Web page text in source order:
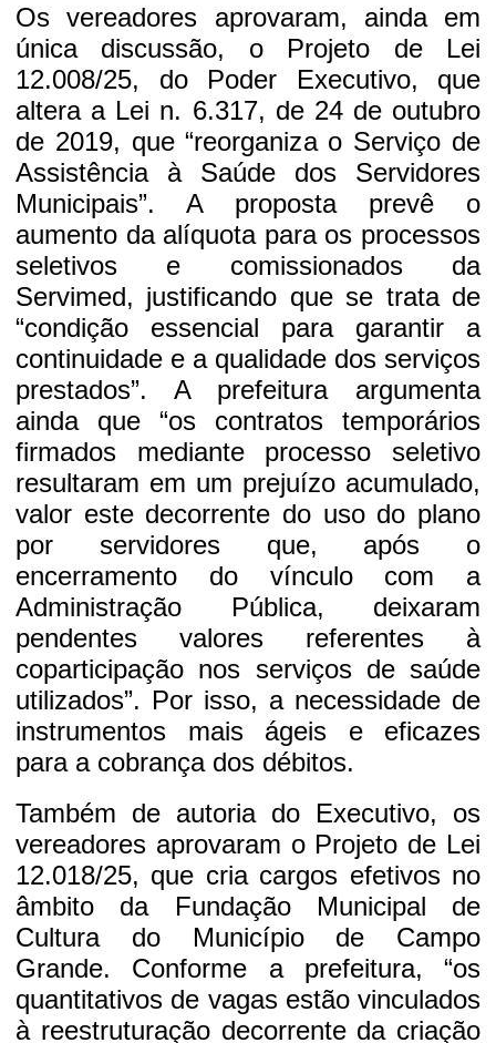
Os vereadores aprovaram, ainda em
única discussão, o Projeto de Lei
12.008/25, do Poder Executivo, que
altera a Lei n. 6.317, de 24 de outubro
de 2019, que “reorganiza o Serviço de
Assistência à Saúde dos Servidores
Municipais”. A proposta prevê o
aumento da alíquota para os processos
seletivos e comissionados da
Servimed, justificando que se trata de
“condição essencial para garantir a
continuidade e a qualidade dos serviços
prestados”. A prefeitura argumenta
ainda que “os contratos temporários
firmados mediante processo seletivo
resultaram em um prejuízo acumulado,
valor este decorrente do uso do plano
por servidores que, após o
encerramento do vínculo com a
Administração Pública, deixaram
pendentes valores referentes à
coparticipação nos serviços de saúde
utilizados”. Por isso, a necessidade de
instrumentos mais ágeis e eficazes
para a cobrança dos débitos.
Também de autoria do Executivo, os
vereadores aprovaram o Projeto de Lei
12.018/25, que cria cargos efetivos no
âmbito da Fundação Municipal de
Cultura do Município de Campo
Grande. Conforme a prefeitura, “os
quantitativos de vagas estão vinculados
à reestruturação decorrente da criação